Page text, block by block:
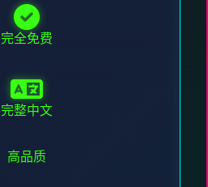
完全免费
完整中文
高品质